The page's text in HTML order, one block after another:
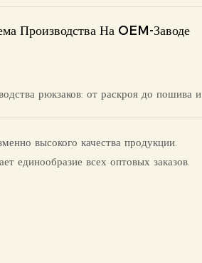
Производства На OEM-Заводе
рюкзаков: от раскроя до пошива
высокого качества продукции.
единообразие всех оптовых заказов.